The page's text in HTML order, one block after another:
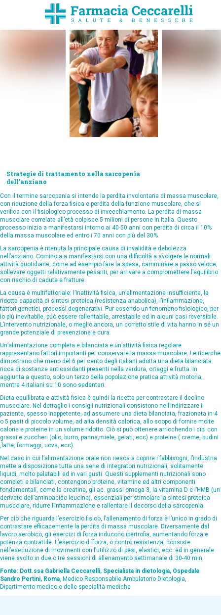
Strategie di trattamento nella sarcopenia
dell’anziano
Con il termine sarcopenia si intende la perdita involontaria di massa muscolare,
con riduzione della forza fisica e perdita della funzione muscolare, che si
verifica con il fisiologico processo di invecchiamento. La perdita di massa
muscolare correlata all’età colpisce 5 milioni di persone in Italia. Questo
processo inizia a manifestarsi intorno ai 40-50 anni con perdita di circa il 10%
della massa muscolare ed entro i 70 anni con più del 30%.
La sarcopenia è ritenuta la principale causa di invalidità e debolezza
nell’anziano. Comincia a manifestarsi con una difficoltà a svolgere le normali
attività quotidiane, come ad esempio fare la spesa, camminare a passo veloce,
sollevare oggetti relativamente pesanti, per arrivare a compromettere l’equilibrio
con rischio di cadute e fratture.
La causa è multifattoriale: l’inattività fisica, un’alimentazione insufficiente, la
ridotta capacità di sintesi proteica (resistenza anabolica), l’infiammazione,
fattori genetici, processi degenerativi. Pur essendo un fenomeno fisiologico, per
lo più inevitabile, può essere rallentabile, arrestabile ed in alcuni casi reversibile.
L’intervento nutrizionale, o meglio ancora, un corretto stile di vita hanno in sé un
grande potenziale di prevenzione e cura.
Un’alimentazione completa e bilanciata e un’attività fisica regolare
rappresentano fattori importanti per conservare la massa muscolare. Le ricerche
dimostrano che meno del 6 per cento degli italiani adotta una dieta bilanciata
ricca di sostanze antiossidanti presenti nella verdura, ortaggi e frutta. In
aggiunta a questo, solo un terzo della popolazione pratica attività motoria,
mentre 4 italiani su 10 sono sedentari.
Dieta equilibrata e attività fisica è quindi la ricetta per contrastare il declino
muscolare. Nel dettaglio i consigli nutrizionali consistono nell’indirizzare il
paziente, spesso inappetente, ad assumere una dieta bilanciata, frazionata in 4
o 5 pasti di piccolo volume, ad alta densità calorica, allo scopo di fornire molte
calorie e proteine in un volume ridotto. Ciò si può ottenere arricchendo i cibi con
grassi e zuccheri (olio, burro, panna,miele, gelati, ecc) e proteine ( creme, budini
,latte, formaggi, uova, ecc).
Nel caso in cui l’alimentazione orale non riesca a coprire i fabbisogni, l’industria
mette a disposizione tutta una serie di integratori nutrizionali, solitamente
liquidi, molto palatabili ed in vari gusti. Questi supplementi nutrizionali sono
completi e bilanciati, contengono proteine, vitamine ed altri componenti
fondamentali, come la creatina, gli ac. grassi omega-3, la vitamina D e l’HMB (un
derivato dell’aminoacido leucina), essenziali per stimolare la sintesi proteica
muscolare, ridurre l’infiammazione e rallentare il decorso della sarcopenia.
Per ciò che riguarda l’esercizio fisico, l’allenamento di forza è l’unico in grado di
contrastare efficacemente la perdita di massa muscolare. Diversamente dal
lavoro aerobico, gli esercizi di forza inducono ipertrofia, aumentando forza e
potenza contrattile. L’esercizio di forza, o contro resistenza, consiste
nell’esecuzione di movimenti con l’utilizzo di pesi, elastici, ecc. ed in generale
viene svolto in due o tre sessioni di allenamento settimanale di 30-40 min.
Fonte: Dott.ssa Gabriella Ceccarelli, Specialista in dietologia, Ospedale
Sandro Pertini, Roma , Medico Responsabile Ambulatorio Dietologia,
Dipartimento medico e delle specialità mediche